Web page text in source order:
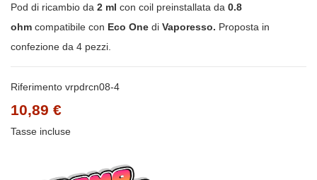
Pod di ricambio da 2 ml con coil preinstallata da 0.8
ohm compatibile con Eco One di Vaporesso. Proposta in
confezione da 4 pezzi.
Riferimento vrpdrcn08-4
10,89 €
Tasse incluse